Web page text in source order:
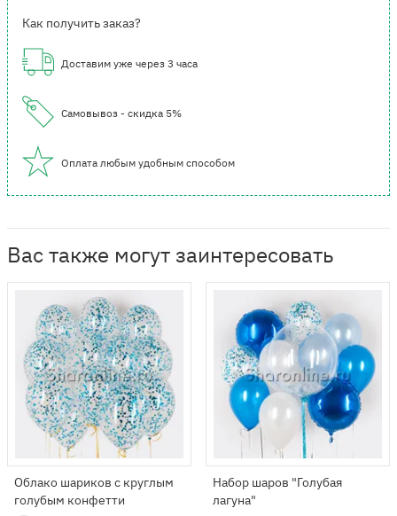
Как получить заказ?
Доставим уже через 3 часа
Самовывоз - скидка 5%
Оплата любым удобным способом
Вас также могут заинтересовать
Облако шариков с круглым
голубым конфетти
Набор шаров "Голубая
лагуна"